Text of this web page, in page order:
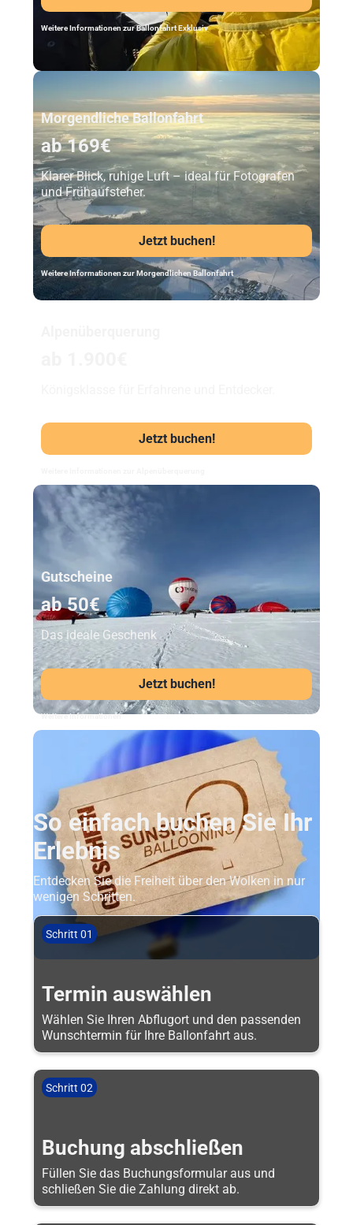
Weitere Informationen zur Ballonfahrt Exklusiv
Morgendliche Ballonfahrt
ab 169€
Klarer Blick, ruhige Luft – ideal für Fotografen
und Frühaufsteher.
Jetzt buchen!
Weitere Informationen zur Morgendlichen Ballonfahrt
Jetzt buchen!
Unser Beststeller
Gutscheine
ab 50€
Das ideale Geschenk
Jetzt buchen!
Weitere Informationen
So einfach buchen Sie Ihr
Erlebnis
Entdecken Sie die Freiheit über den Wolken in nur
wenigen Schritten.
Schritt 01
Termin auswählen
Wählen Sie Ihren Abflugort und den passenden
Wunschtermin für Ihre Ballonfahrt aus.
Schritt 02
Buchung abschließen
Füllen Sie das Buchungsformular aus und
schließen Sie die Zahlung direkt ab.